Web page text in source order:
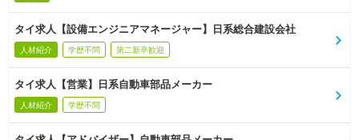
タイ求人【設備エンジニアマネージャー】日系総合建設会社
人材紹介 学歴不問 第二新卒歓迎
タイ求人【営業】日系自動車部品メーカー
人材紹介 学歴不問